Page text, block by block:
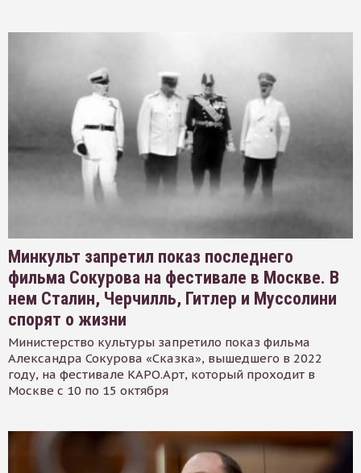
Минкульт запретил показ последнего
фильма Сокурова на фестивале в Москве. В
нем Сталин, Черчилль, Гитлер и Муссолини
спорят о жизни
Министерство культуры запретило показ фильма
Александра Сокурова «Сказка», вышедшего в 2022
году, на фестивале КАРО.Арт, который проходит в
Москве с 10 по 15 октября